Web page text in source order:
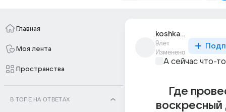
Главная
Моя лента
Пространства
В ТОПЕ НА ОТВЕТАХ
koshka_iu_1
9лет
Изменено
А сейчас что-
Где
воскресный